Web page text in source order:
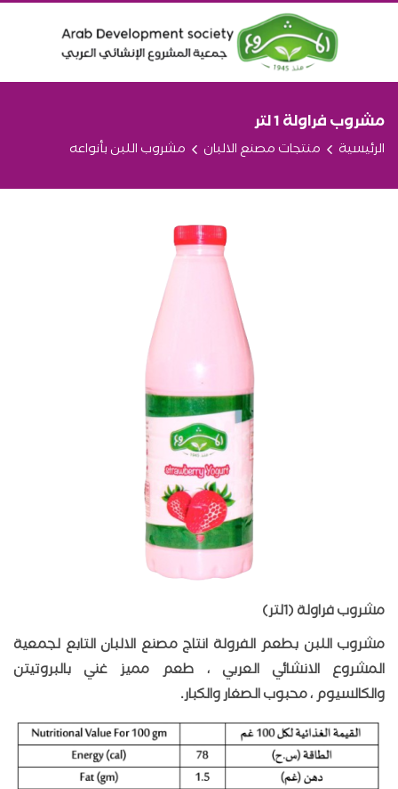
مشروب فراولة 1 لتر
الرئيسية منتجات مصنع الالبان مشروب اللبن بأنواعه
مشروب فراولة (1لتر)
مشروب اللبن بطعم الفرولة انتاج مصنع الالبان التابع لجمعية
المشروع الانشائي العربي ، طعم مميز غني بالبروتيتن
والكالسيوم ، محبوب الصغار والكبار.